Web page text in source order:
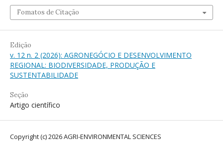
Fomatos de Citação
Edição
v. 12 n. 2 (2026): AGRONEGÓCIO E DESENVOLVIMENTO
REGIONAL: BIODIVERSIDADE, PRODUÇÃO E
SUSTENTABILIDADE
Seção
Artigo científico
Copyright (c) 2026 AGRI-ENVIRONMENTAL SCIENCES